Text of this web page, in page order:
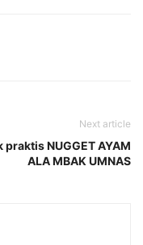
Next article
praktis NUGGET AYAM
ALA MBAK UMNAS